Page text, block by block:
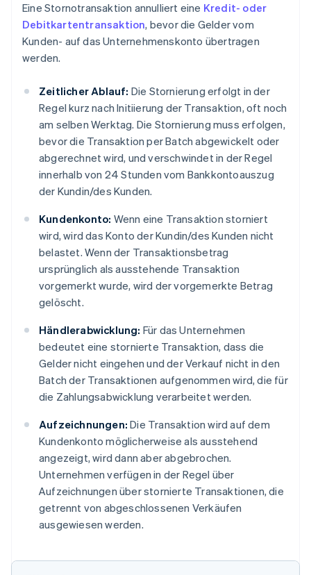
Eine Stornotransaktion annulliert eine Kredit- oder
Debitkartentransaktion, bevor die Gelder vom
Kunden- auf das Unternehmenskonto übertragen
werden.
Zeitlicher Ablauf: Die Stornierung erfolgt in der
Regel kurz nach Initiierung der Transaktion, oft noch
am selben Werktag. Die Stornierung muss erfolgen,
bevor die Transaktion per Batch abgewickelt oder
abgerechnet wird, und verschwindet in der Regel
innerhalb von 24 Stunden vom Bankkontoauszug
der Kundin/des Kunden.
Kundenkonto: Wenn eine Transaktion storniert
wird, wird das Konto der Kundin/des Kunden nicht
belastet. Wenn der Transaktionsbetrag
ursprünglich als ausstehende Transaktion
vorgemerkt wurde, wird der vorgemerkte Betrag
gelöscht.
Händlerabwicklung: Für das Unternehmen
bedeutet eine stornierte Transaktion, dass die
Gelder nicht eingehen und der Verkauf nicht in den
Batch der Transaktionen aufgenommen wird, die für
die Zahlungsabwicklung verarbeitet werden.
Aufzeichnungen: Die Transaktion wird auf dem
Kundenkonto möglicherweise als ausstehend
angezeigt, wird dann aber abgebrochen.
Unternehmen verfügen in der Regel über
Aufzeichnungen über stornierte Transaktionen, die
getrennt von abgeschlossenen Verkäufen
ausgewiesen werden.